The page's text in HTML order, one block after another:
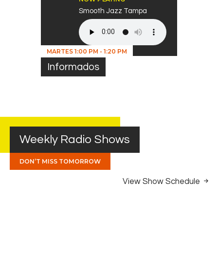
Smooth Jazz Tampa
MARTES 1:00 PM - 1:20 PM
Informados
Weekly Radio Shows
DON’T MISS TOMORROW
View Show Schedule